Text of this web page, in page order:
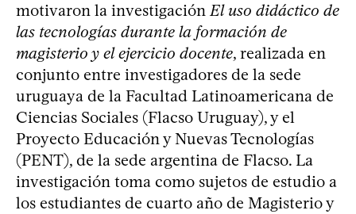
motivaron la investigaciónEl uso didáctico de
las tecnologías durante la formación de
magisterio y el ejercicio docente, realizada en
conjunto entre investigadores de la sede
uruguaya de la Facultad Latinoamericana de
Ciencias Sociales (Flacso Uruguay), y el
Proyecto Educación y Nuevas Tecnologías
(PENT), de la sede argentina de Flacso. La
investigación toma como sujetos de estudio a
los estudiantes de cuarto año de Magisterio y